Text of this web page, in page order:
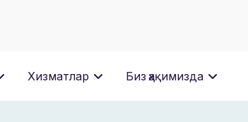
Хизматлар Биз ҳақимизда